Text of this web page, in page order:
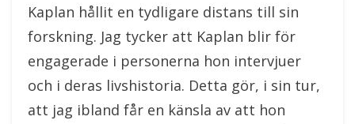
Kaplan hållit en tydligare distans till sin
forskning. Jag tycker att Kaplan blir för
engagerade i personerna hon intervjuer
och i deras livshistoria. Detta gör, i sin tur,
att jag ibland får en känsla av att hon